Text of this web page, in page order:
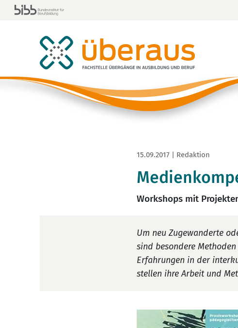
15.09.2017 | Redaktion
Workshops mit
Um neu Zugewanderte
sind besondere
Erfahrungen in der
stellen ihre Arbeit und